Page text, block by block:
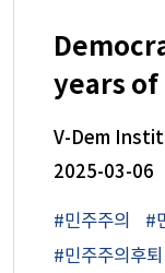
years
V-Dem
2025-03-06
#민주주의 #
#민주주의후퇴